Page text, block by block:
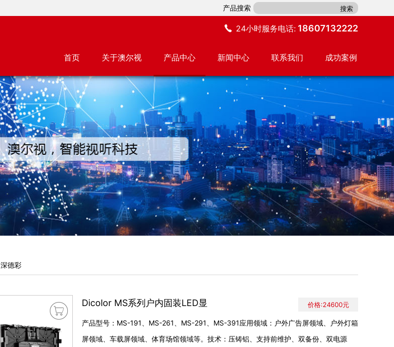
产品搜索
24小时服务电话: 18607132222
首页 关于澳尔视 产品中心 新闻中心 联系我们 成功案例
深德彩
 Dicolor MS系列户内固装LED显
产品型号：MS-191、MS-261、MS-291、MS-391应用领域：户外广告屏领域、户外灯箱
屏领域、车载屏领域、体育场馆领域等。技术：压铸铝、支持前维护、双备份、双电源
价格:24600元